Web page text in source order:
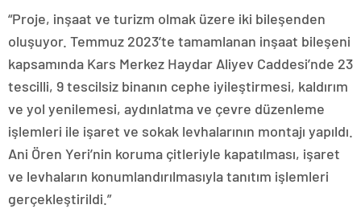
“Proje, inşaat ve turizm olmak üzere iki bileşenden
oluşuyor. Temmuz 2023’te tamamlanan inşaat bileşeni
kapsamında Kars Merkez Haydar Aliyev Caddesi’nde 23
tescilli, 9 tescilsiz binanın cephe iyileştirmesi, kaldırım
ve yol yenilemesi, aydınlatma ve çevre düzenleme
işlemleri ile işaret ve sokak levhalarının montajı yapıldı.
Ani Ören Yeri’nin koruma çitleriyle kapatılması, işaret
ve levhaların konumlandırılmasıyla tanıtım işlemleri
gerçekleştirildi.”